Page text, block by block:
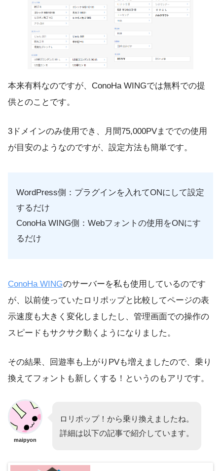
本来有料なのですが、ConoHa WINGでは無料での提
供とのことです。
3ドメインのみ使用でき、月間75,000PVまででの使用
が目安のようなのですが、設定方法も簡単です。
WordPress側：プラグインを入れてONにして設定
するだけ
ConoHa WING側：Webフォントの使用をONにす
るだけ
ConoHa WINGのサーバーを私も使用しているのです
が、以前使っていたロリポップと比較してページの表
示速度も大きく変化しましたし、管理画面での操作の
スピードもサクサク動くようになりました。
その結果、回遊率も上がりPVも増えましたので、乗り
換えてフォントも新しくする！というのもアリです。
maipyon
ロリポップ！から乗り換えましたね。
詳細は以下の記事で紹介しています。